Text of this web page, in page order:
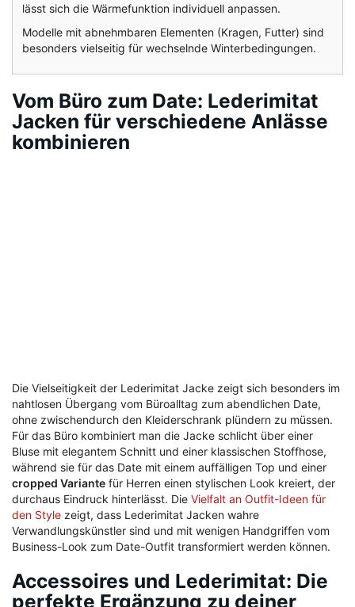
lässt sich die Wärmefunktion individuell anpassen.
Modelle mit abnehmbaren Elementen (Kragen, Futter) sind
besonders vielseitig für wechselnde Winterbedingungen.
Vom Büro zum Date: Lederimitat
Jacken für verschiedene Anlässe
kombinieren
Die Vielseitigkeit der Lederimitat Jacke zeigt sich besonders im
nahtlosen Übergang vom Büroalltag zum abendlichen Date,
ohne zwischendurch den Kleiderschrank plündern zu müssen.
Für das Büro kombiniert man die Jacke schlicht über einer
Bluse mit elegantem Schnitt und einer klassischen Stoffhose,
während sie für das Date mit einem auffälligen Top und einer
cropped Variante für Herren einen stylischen Look kreiert, der
durchaus Eindruck hinterlässt. Die Vielfalt an Outfit-Ideen für
den Style zeigt, dass Lederimitat Jacken wahre
Verwandlungskünstler sind und mit wenigen Handgriffen vom
Business-Look zum Date-Outfit transformiert werden können.
Accessoires und Lederimitat: Die
perfekte Ergänzung zu deiner